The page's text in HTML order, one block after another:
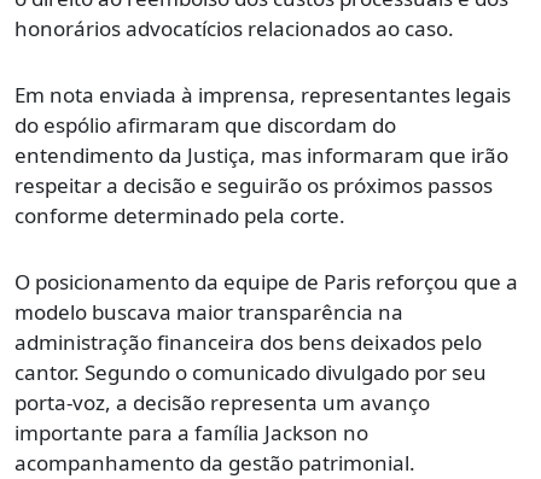
honorários advocatícios relacionados ao caso.
Em nota enviada à imprensa, representantes legais
do espólio afirmaram que discordam do
entendimento da Justiça, mas informaram que irão
respeitar a decisão e seguirão os próximos passos
conforme determinado pela corte.
O posicionamento da equipe de Paris reforçou que a
modelo buscava maior transparência na
administração financeira dos bens deixados pelo
cantor. Segundo o comunicado divulgado por seu
porta-voz, a decisão representa um avanço
importante para a família Jackson no
acompanhamento da gestão patrimonial.